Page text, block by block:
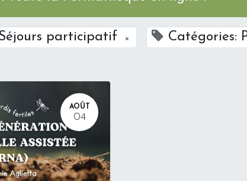
participatif × Catégories:
AOÛT
04